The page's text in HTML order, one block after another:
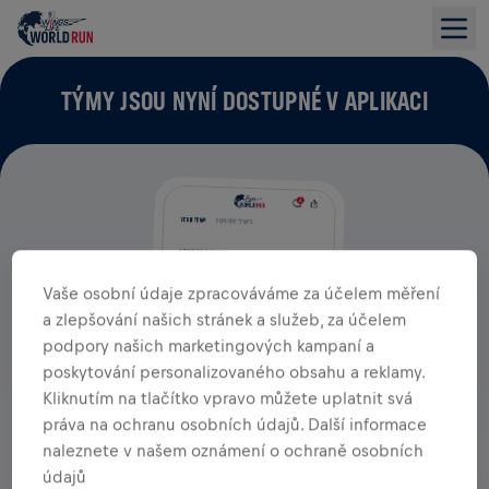
TÝMY JSOU NYNÍ DOSTUPNÉ V APLIKACI
Vaše osobní údaje zpracováváme za účelem měření
a zlepšování našich stránek a služeb, za účelem
podpory našich marketingových kampaní a
poskytování personalizovaného obsahu a reklamy.
Kliknutím na tlačítko vpravo můžete uplatnit svá
práva na ochranu osobních údajů. Další informace
naleznete v našem oznámení o ochraně osobních
údajů